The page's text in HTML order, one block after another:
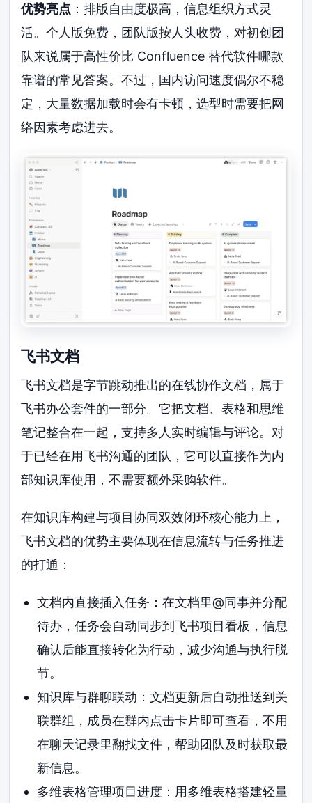
优势亮点 ：排版自由度极高，信息组织方式灵
活。个人版免费，团队版按人头收费，对初创团
队来说属于高性价比 Confluence 替代软件哪款
靠谱的常见答案。不过，国内访问速度偶尔不稳
定，大量数据加载时会有卡顿，选型时需要把网
络因素考虑进去。
飞书文档
飞书文档是字节跳动推出的在线协作文档，属于
飞书办公套件的一部分。它把文档、表格和思维
笔记整合在一起，支持多人实时编辑与评论。对
于已经在用飞书沟通的团队，它可以直接作为内
部知识库使用，不需要额外采购软件。
在知识库构建与项目协同双效闭环核心能力上，
飞书文档的优势主要体现在信息流转与任务推进
的打通：
文档内直接插入任务：在文档里@同事并分配
待办，任务会自动同步到飞书项目看板，信息
确认后能直接转化为行动，减少沟通与执行脱
节。
知识库与群聊联动：文档更新后自动推送到关
联群组，成员在群内点击卡片即可查看，不用
在聊天记录里翻找文件，帮助团队及时获取最
新信息。
多维表格管理项目进度：用多维表格搭建轻量